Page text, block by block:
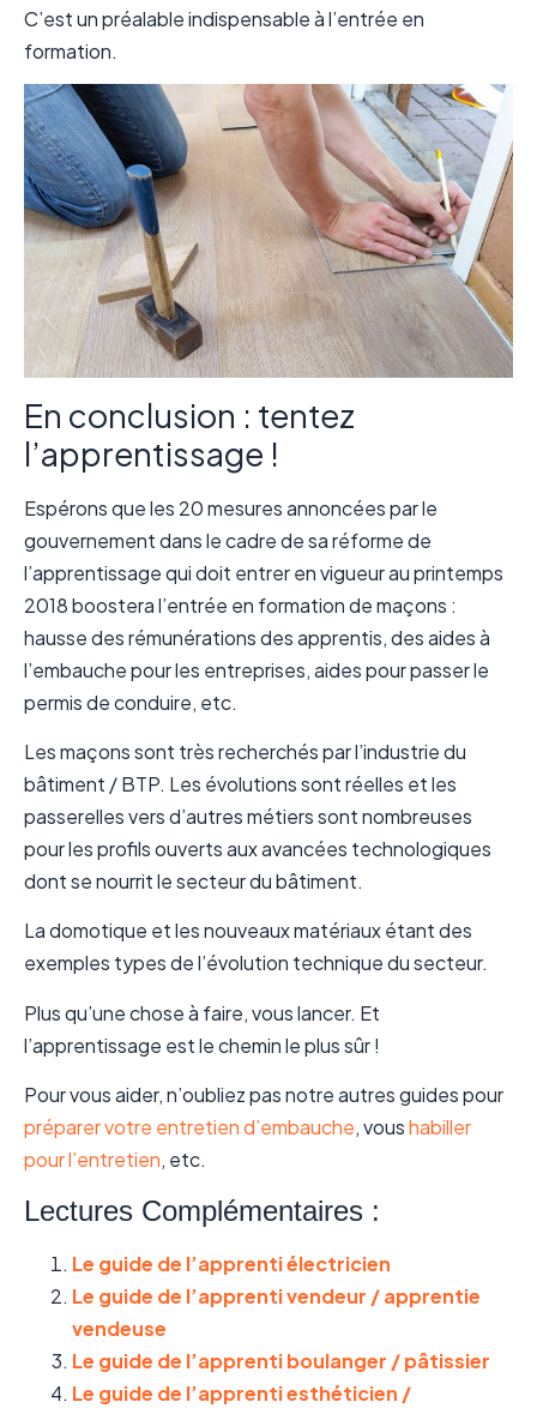
C’est un préalable indispensable à l’entrée en
formation.
En conclusion : tentez
l’apprentissage !
Espérons que les 20 mesures annoncées par le
gouvernement dans le cadre de sa réforme de
l’apprentissage qui doit entrer en vigueur au printemps
2018 boostera l’entrée en formation de maçons :
hausse des rémunérations des apprentis, des aides à
l’embauche pour les entreprises, aides pour passer le
permis de conduire, etc.
Les maçons sont très recherchés par l’industrie du
bâtiment / BTP. Les évolutions sont réelles et les
passerelles vers d’autres métiers sont nombreuses
pour les profils ouverts aux avancées technologiques
dont se nourrit le secteur du bâtiment.
La domotique et les nouveaux matériaux étant des
exemples types de l’évolution technique du secteur.
Plus qu’une chose à faire, vous lancer. Et
l’apprentissage est le chemin le plus sûr !
Pour vous aider, n’oubliez pas notre autres guides pour
préparer votre entretien d’embauche, voushabiller
pour l’entretien, etc.
Lectures Complémentaires :
Le guide de l’apprenti électricien
Le guide de l’apprenti vendeur / apprentie
vendeuse
Le guide de l’apprenti boulanger / pâtissier
Le guide de l’apprenti esthéticien /